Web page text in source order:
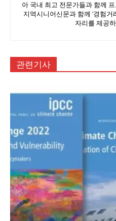
아 국내 최고 전문가들과 함께
지역시니어신문과 함께 '경험거
자리를 제공
관련기사